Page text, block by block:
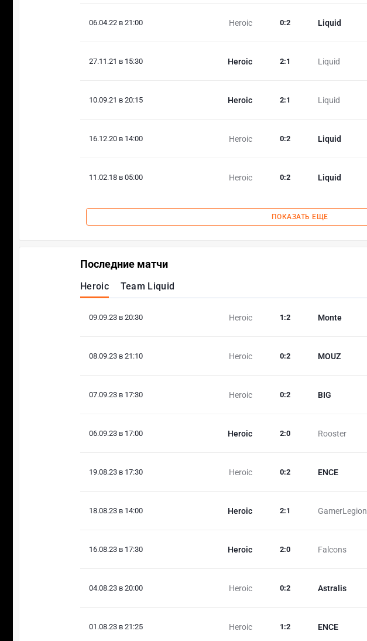
06.04.22 в 21:00 Heroic Liquid
0:2
27.11.21 в 15:30 Heroic Liquid
2:1
10.09.21 в 20:15 Heroic Liquid
2:1
16.12.20 в 14:00 Heroic Liquid
0:2
11.02.18 в 05:00 Heroic Liquid
0:2
ПОКАЗАТЬ ЕЩЕ
Последние матчи
Heroic Team Liquid
09.09.23 в 20:30 Heroic Monte
1 :2
08.09.23 в 21:10 Heroic MOUZ
0:2
07.09.23 в 17:30 Heroic BIG
0:2
06.09.23 в 17:00 Heroic Rooster
2:0
19.08.23 в 17:30 Heroic ENCE
0:2
18.08.23 в 14:00 Heroic GamerLegion
2:1
16.08.23 в 17:30 Heroic Falcons
2:0
04.08.23 в 20:00 Heroic Astralis
0:2
01.08.23 в 21:25 Heroic ENCE
1 :2